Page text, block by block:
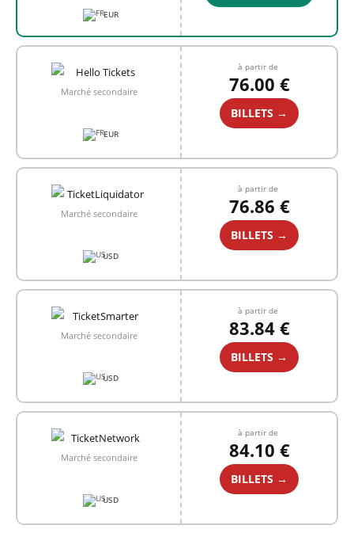
EUR
Marché secondaire
EUR
à partir de
76.00 €
BILLETS →
Marché secondaire
USD
à partir de
76.86 €
BILLETS →
Marché secondaire
USD
à partir de
83.84 €
BILLETS →
Marché secondaire
USD
à partir de
84.10 €
BILLETS →